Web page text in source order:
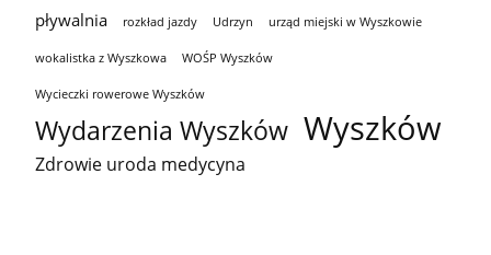
pływalnia rozkład jazdy Udrzyn urząd miejski w Wyszkowie
wokalistka z Wyszkowa WOŚP Wyszków
Wycieczki rowerowe Wyszków
Wydarzenia Wyszków Wyszków
Zdrowie uroda medycyna